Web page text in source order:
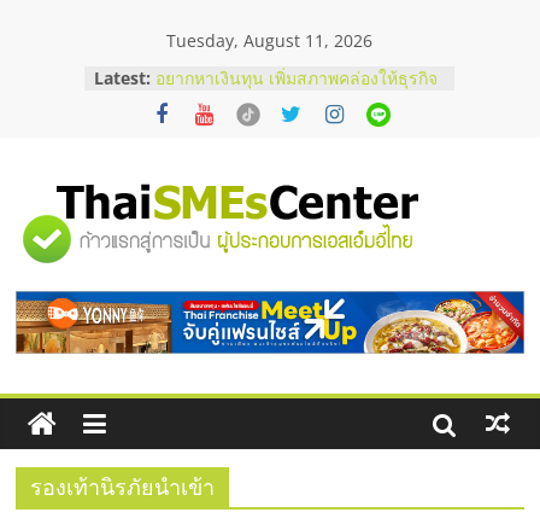
Tuesday, August 11, 2026
Latest: อยากหาเงินทุน เพิ่มสภาพคล่องให้ธุรกิจ
เริ่มยังไงให้ผ่านฉลุย
สัมมนาออนไลน์ โอกาสบริหารสถานี
เหมาะกับเป้าหมายของธุรกิจ
เว็บปั้มวิวช่วยธุรกิจออนไลน์ได้จริงหรือ
วิเคราะห์ข้อดีและข้อควรพิจารณา
ปั้มฟอลติ๊กตอกที่เจ้าของธุรกิจควรรู้
"ศูนย์
รวม
ข้อมูล
ธุรกิจ
SME
รองเท้านิรภัยนำเข้า